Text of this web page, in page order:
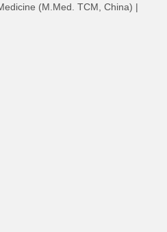
(M.Med. TCM, China) |